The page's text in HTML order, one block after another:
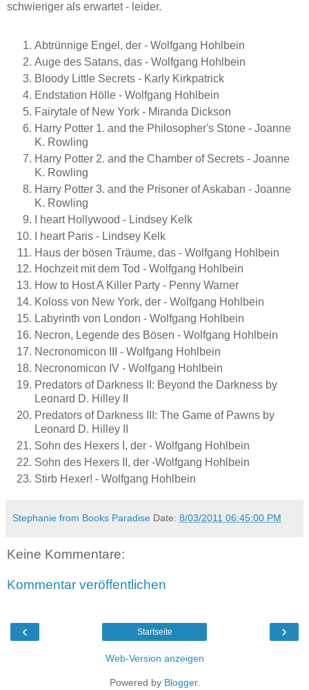
schwieriger als erwartet - leider.
Abtrünnige Engel, der - Wolfgang Hohlbein
Auge des Satans, das - Wolfgang Hohlbein
Bloody Little Secrets - Karly Kirkpatrick
Endstation Hölle - Wolfgang Hohlbein
Fairytale of New York - Miranda Dickson
Harry Potter 1. and the Philosopher's Stone - Joanne
K. Rowling
Harry Potter 2. and the Chamber of Secrets - Joanne
K. Rowling
Harry Potter 3. and the Prisoner of Askaban - Joanne
K. Rowling
I heart Hollywood - Lindsey Kelk
I heart Paris - Lindsey Kelk
Haus der bösen Träume, das - Wolfgang Hohlbein
Hochzeit mit dem Tod - Wolfgang Hohlbein
How to Host A Killer Party - Penny Warner
Koloss von New York, der - Wolfgang Hohlbein
Labyrinth von London - Wolfgang Hohlbein
Necron, Legende des Bösen - Wolfgang Hohlbein
Necronomicon III - Wolfgang Hohlbein
Necronomicon IV - Wolfgang Hohlbein
Predators of Darkness II: Beyond the Darkness by
Leonard D. Hilley II
Predators of Darkness III: The Game of Pawns by
Leonard D. Hilley II
Sohn des Hexers I, der - Wolfgang Hohlbein
Sohn des Hexers II, der -Wolfgang Hohlbein
Stirb Hexer! - Wolfgang Hohlbein
Stephanie from Books Paradise Date: 8/03/2011 06:45:00 PM
Keine Kommentare:
Kommentar veröffentlichen
‹ ›
Startseite
Web-Version anzeigen
Powered by Blogger.